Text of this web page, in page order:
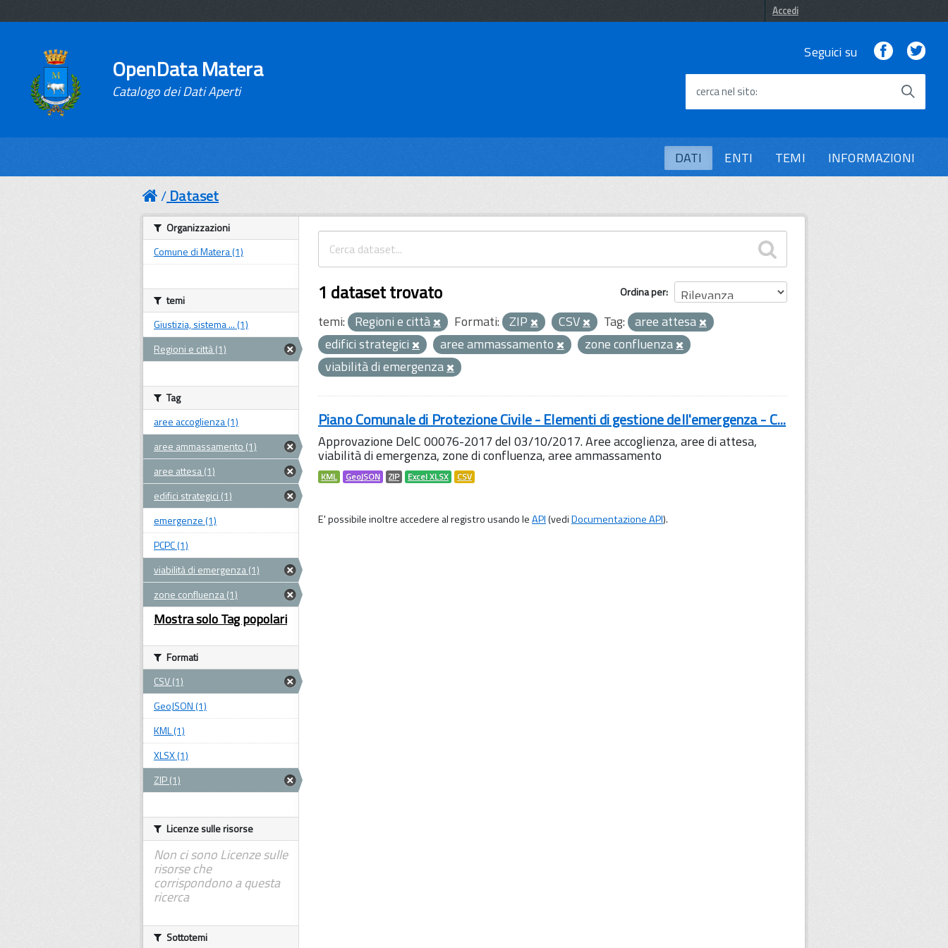
Accedi
OpenData Matera
Catalogo dei Dati Aperti
Seguici su Facebook
cerca nel sito
DATI ENTI TEMI INFORMAZIONI
Dataset
Ordina per
1 dataset trovato
temi: Regioni e città Formati: ZIP CSV Tag: aree attesa
edifici strategici
aree ammassamento
zone confluenza
viabilità di emergenza
Piano Comunale di Protezione Civile - Elementi di gestione dell'emergenza - C...
Approvazione DelC 00076-2017 del 03/10/2017. Aree accoglienza, aree di attesa,
viabilità di emergenza, zone di confluenza, aree ammassamento
KML GeoJSON ZIP Excel XLSX CSV
E' possibile inoltre accedere al registro usando leAPI(vediDocumentazione API).
Organizzazioni
Comune di Matera (1)
temi
Giustizia, sistema ... (1)
Regioni e città (1)
Tag
aree accoglienza (1)
aree ammassamento (1)
aree attesa (1)
edifici strategici (1)
emergenze (1)
PCPC (1)
viabilità di emergenza (1)
zone confluenza (1)
Mostra solo Tag popolari
Formati
CSV (1)
GeoJSON (1)
KML (1)
XLSX (1)
ZIP (1)
Licenze sulle risorse
Non ci sono Licenze sulle
risorse che
corrispondono a questa
ricerca
Sottotemi